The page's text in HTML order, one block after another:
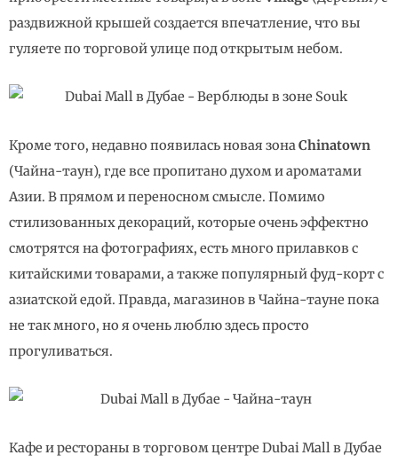
раздвижной крышей создается впечатление, что вы
гуляете по торговой улице под открытым небом.
Кроме того, недавно появилась новая зонаChinatown
(Чайна-таун), где все пропитано духом и ароматами
Азии. В прямом и переносном смысле. Помимо
стилизованных декораций, которые очень эффектно
смотрятся на фотографиях, есть много прилавков с
китайскими товарами, а также популярный фуд-корт с
азиатской едой. Правда, магазинов в Чайна-тауне пока
не так много, но я очень люблю здесь просто
прогуливаться.
Кафе и рестораны в торговом центре Dubai Mall в Дубае